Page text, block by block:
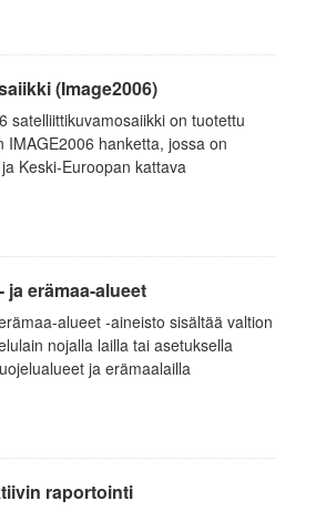
(Image2006)
satelliittikuvamosaiikki on tuotettu
IMAGE2006 hanketta, jossa on
Keski-Euroopan kattava
erämaa-alueet
alueet -aineisto sisältää valtion
nojalla lailla tai asetuksella
ja erämaalailla
raportointi